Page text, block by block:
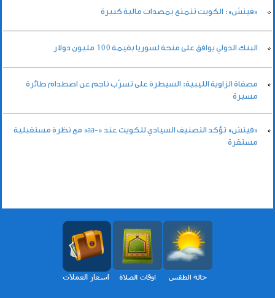
«فيتش»: الكويت تتمتع بمصدات مالية كبيرة
البنك الدولي يوافق على منحة لسوريا بقيمة 100 مليون دولار
مصفاة الزاوية الليبية: السيطرة على تسرّب ناجم عن اصطدام طائرة
مسيرة
«فيتش» تؤكد التصنيف السيادي للكويت عند «-aa» مع نظرة مستقبلية
مستقرة